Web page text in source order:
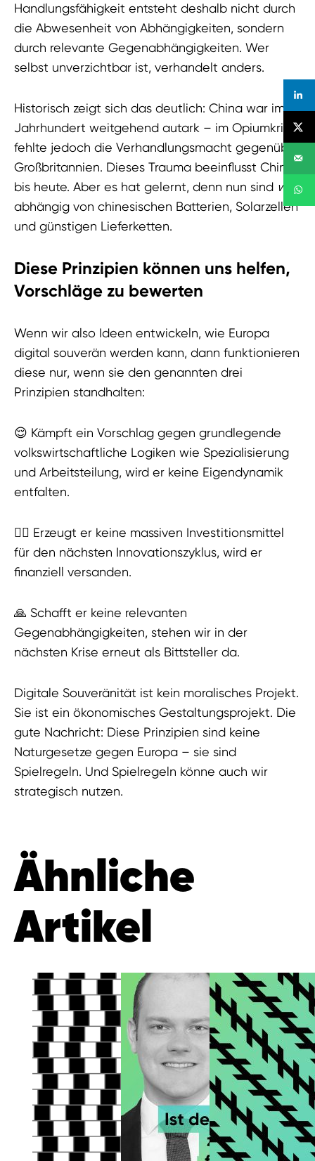
Handlungsfähigkeit entsteht deshalb nicht durch
die Abwesenheit von Abhängigkeiten, sondern
durch relevante Gegenabhängigkeiten. Wer
selbst unverzichtbar ist, verhandelt anders.
Historisch zeigt sich das deutlich: China war im 19.
Jahrhundert weitgehend autark – im Opiumkrieg
fehlte jedoch die Verhandlungsmacht gegenüber
Großbritannien. Dieses Trauma beeinflusst China
bis heute. Aber es hat gelernt, denn nun sind wir
abhängig von chinesischen Batterien, Solarzellen
und günstigen Lieferketten.
Diese Prinzipien können uns helfen,
Vorschläge zu bewerten
Wenn wir also Ideen entwickeln, wie Europa
digital souverän werden kann, dann funktionieren
diese nur, wenn sie den genannten drei
Prinzipien standhalten:
😌 Kämpft ein Vorschlag gegen grundlegende
volkswirtschaftliche Logiken wie Spezialisierung
und Arbeitsteilung, wird er keine Eigendynamik
entfalten.
🤷‍♂️ Erzeugt er keine massiven Investitionsmittel
für den nächsten Innovationszyklus, wird er
finanziell versanden.
🙏 Schafft er keine relevanten
Gegenabhängigkeiten, stehen wir in der
nächsten Krise erneut als Bittsteller da.
Digitale Souveränität ist kein moralisches Projekt.
Sie ist ein ökonomisches Gestaltungsprojekt. Die
gute Nachricht: Diese Prinzipien sind keine
Naturgesetze gegen Europa – sie sind
Spielregeln. Und Spielregeln könne auch wir
strategisch nutzen.
Ähnliche
Artikel